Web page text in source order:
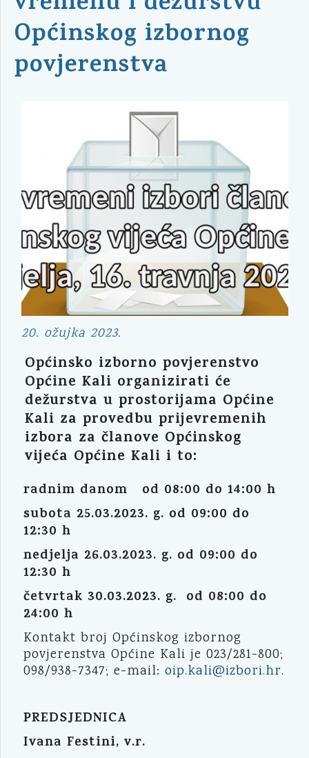
Općinskog izbornog
povjerenstva
20. ožujka 2023.
Općinsko izborno povjerenstvo
Općine Kali organizirati će
dežurstva u prostorijama Općine
Kali za provedbu prijevremenih
izbora za članove Općinskog
vijeća Općine Kali i to:
radnim danom od 08:00 do 14:00 h
subota 25.03.2023. g. od 09:00 do
12:30 h
nedjelja 26.03.2023. g. od 09:00 do
12:30 h
četvrtak 30.03.2023. g. od 08:00 do
24:00 h
Kontakt broj Općinskog izbornog
povjerenstva Općine Kali je 023/281-800;
098/938-7347; e-mail: oip.kali@izbori.hr.
PREDSJEDNICA
Ivana Festini, v.r.